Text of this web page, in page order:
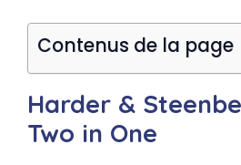
Contenus de la page
Harder &
Two in One